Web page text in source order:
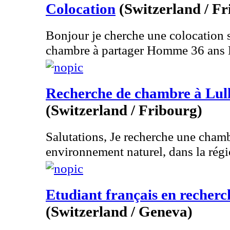
Colocation (Switzerland /
Bonjour je cherche une colocation
chambre à partager Homme 36
Recherche de chambre à
(Switzerland / Fribourg)
Salutations, Je recherche une
environnement naturel, dans la
Etudiant français en
(Switzerland / Geneva)